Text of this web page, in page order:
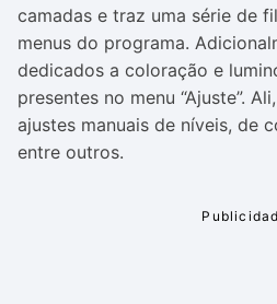
camadas e traz uma série de
menus do programa.
dedicados a coloração e
presentes no menu “Ajuste”.
ajustes manuais de níveis, de
entre outros.